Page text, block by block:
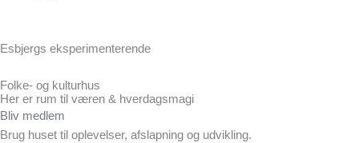
Esbjergs eksperimenterende
Folke- og kulturhus
Her er rum til væren & hverdagsmagi
Bliv medlem
Brug huset til oplevelser, afslapning og udvikling.